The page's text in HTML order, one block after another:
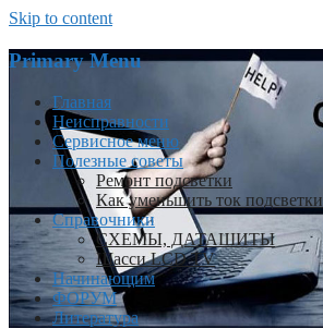
Skip to content
Primary Menu
Главная
Неисправности
Сервисное меню
Полезные советы
Ремонт подсветки
Как уменьшить ток подсветки
Справочники
СХЕМЫ, ДАТАШИТЫ
Шасси LCD TV
Начинающим
ФОРУМ
Литература